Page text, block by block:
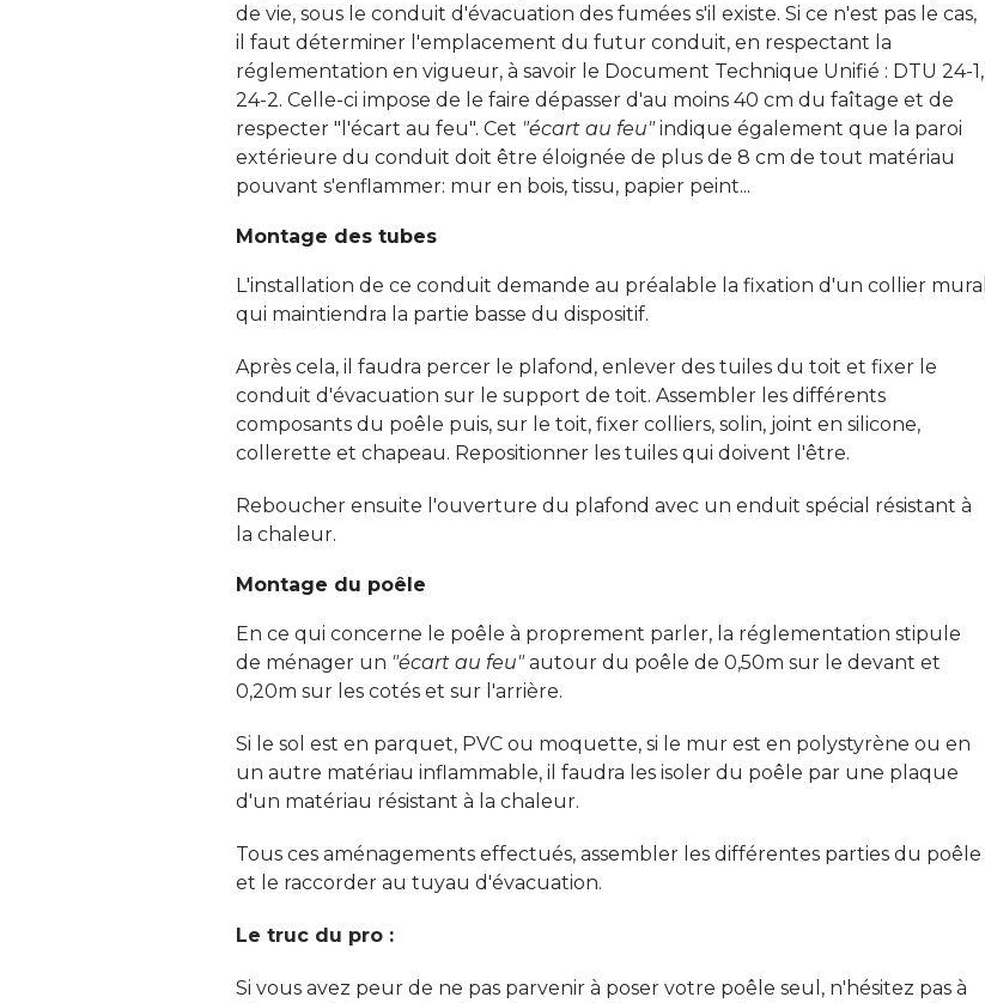
de vie, sous le conduit d'évacuation des fumées s'il existe. Si ce n'est pas le cas,
il faut déterminer l'emplacement du futur conduit, en respectant la
réglementation en vigueur, à savoir le Document Technique Unifié : DTU 24-1,
24-2. Celle-ci impose de le faire dépasser d'au moins 40 cm du faîtage et de
respecter "l'écart au feu". Cet "écart au feu"indique également que la paroi
extérieure du conduit doit être éloignée de plus de 8 cm de tout matériau
pouvant s'enflammer: mur en bois, tissu, papier peint...
Montage des tubes
L'installation de ce conduit demande au préalable la fixation d'un collier mural
qui maintiendra la partie basse du dispositif.
Après cela, il faudra percer le plafond, enlever des tuiles du toit et fixer le
conduit d'évacuation sur le support de toit. Assembler les différents
composants du poêle puis, sur le toit, fixer colliers, solin, joint en silicone,
collerette et chapeau. Repositionner les tuiles qui doivent l'être.
Reboucher ensuite l'ouverture du plafond avec un enduit spécial résistant à
la chaleur.
Montage du poêle
En ce qui concerne le poêle à proprement parler, la réglementation stipule
de ménager un "écart au feu"autour du poêle de 0,50m sur le devant et
0,20m sur les cotés et sur l'arrière.
Si le sol est en parquet, PVC ou moquette, si le mur est en polystyrène ou en
un autre matériau inflammable, il faudra les isoler du poêle par une plaque
d'un matériau résistant à la chaleur.
Tous ces aménagements effectués, assembler les différentes parties du poêle
et le raccorder au tuyau d'évacuation.
Le truc du pro :
Si vous avez peur de ne pas parvenir à poser votre poêle seul, n'hésitez pas à